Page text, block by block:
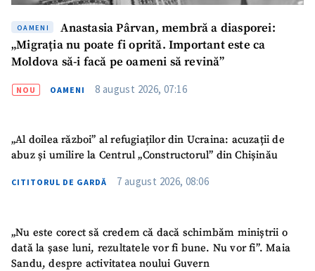
SUSȚINE
OAMENI
Anastasia Pârvan, membră a diasporei:
„Migrația nu poate fi oprită. Important este ca
Moldova să-i facă pe oameni să revină”
NOU OAMENI 8 august 2026, 07:16
„Al doilea război” al refugiaților din Ucraina: acuzații de
abuz și umilire la Centrul „Constructorul” din Chișinău
CITITORUL DE GARDĂ 7 august 2026, 08:06
„Nu este corect să credem că dacă schimbăm miniștrii o
dată la șase luni, rezultatele vor fi bune. Nu vor fi”. Maia
Sandu, despre activitatea noului Guvern